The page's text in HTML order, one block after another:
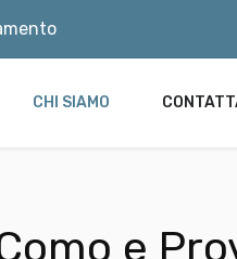
CHI SIAMO
e